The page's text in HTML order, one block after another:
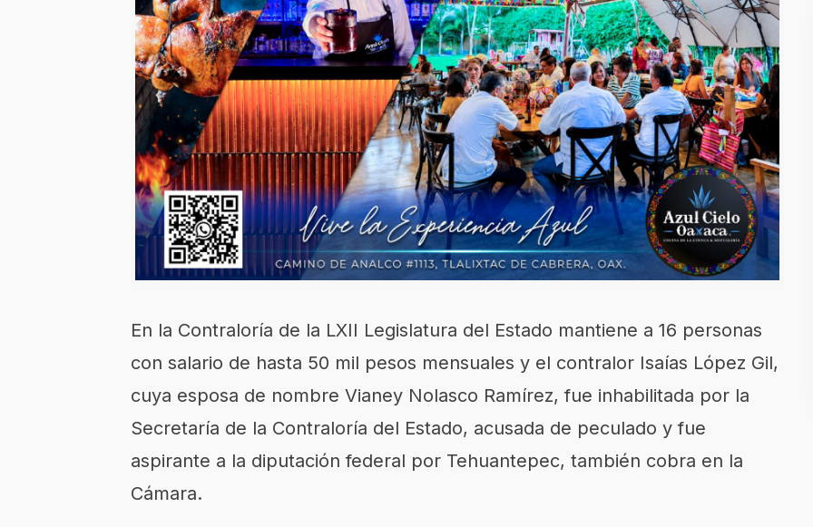
En la Contraloría de la LXII Legislatura del Estado mantiene a 16 personas
con salario de hasta 50 mil pesos mensuales y el contralor Isaías López Gil,
cuya esposa de nombre Vianey Nolasco Ramírez, fue inhabilitada por la
Secretaría de la Contraloría del Estado, acusada de peculado y fue
aspirante a la diputación federal por Tehuantepec, también cobra en la
Cámara.